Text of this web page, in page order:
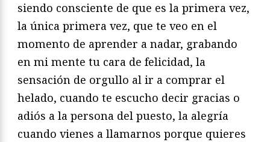
siendo consciente de que es la primera vez,
la única primera vez, que te veo en el
momento de aprender a nadar, grabando
en mi mente tu cara de felicidad, la
sensación de orgullo al ir a comprar el
helado, cuando te escucho decir gracias o
adiós a la persona del puesto, la alegría
cuando vienes a llamarnos porque quieres